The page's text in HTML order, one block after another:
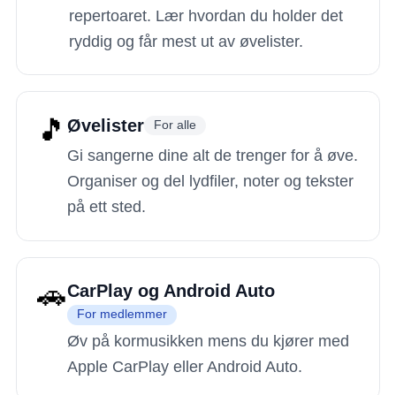
repertoaret. Lær hvordan du holder det
ryddig og får mest ut av øvelister.
🎵 Øvelister For alle
Gi sangerne dine alt de trenger for å øve.
Organiser og del lydfiler, noter og tekster
på ett sted.
🚗CarPlay og Android Auto
For medlemmer
Øv på kormusikken mens du kjører med
Apple CarPlay eller Android Auto.